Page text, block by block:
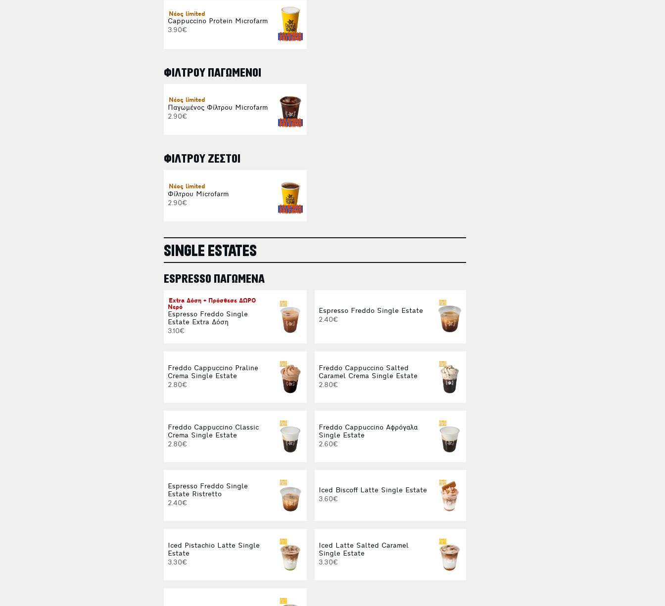
Νέος limited
Cappuccino Protein Microfarm
3.90€
ΦΙΛΤΡΟΥ ΠΑΓΩΜΕΝΟΙ
Νέος limited
Παγωμένος Φίλτρου Microfarm
2.90€
ΦΙΛΤΡΟΥ ΖΕΣΤΟΙ
Νέος limited
Φίλτρου Microfarm
2.90€
SINGLE ESTATES
ESPRESSO ΠΑΓΩΜΕΝΑ
Extra Δόση + Πρόσθεσε ΔΩΡΟ
Νερό
Espresso Freddo Single
Estate Extra Δόση
3.10€
Espresso Freddo Single Estate
2.40€
Freddo Cappuccino Praline
Crema Single Estate
2.80€
Freddo Cappuccino Salted
Caramel Crema Single Estate
2.80€
Freddo Cappuccino Classic
Crema Single Estate
2.80€
Freddo Cappuccino Αφρόγαλα
Single Estate
2.60€
Espresso Freddo Single
Estate Ristretto
2.40€
Iced Biscoff Latte Single Estate
3.60€
Iced Pistachio Latte Single
Estate
3.30€
Iced Latte Salted Caramel
Single Estate
3.30€